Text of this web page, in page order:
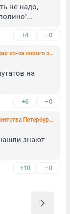
не надо,
+4 –0
Хренино и Козлы могут исчезнуть с карты России из-за нового законопроекта
на
+6 –0
За взятку в 14 миллионов. Главу жилищного агентства Петербурга приговорили к восьми годам условно
знают
+10 –0